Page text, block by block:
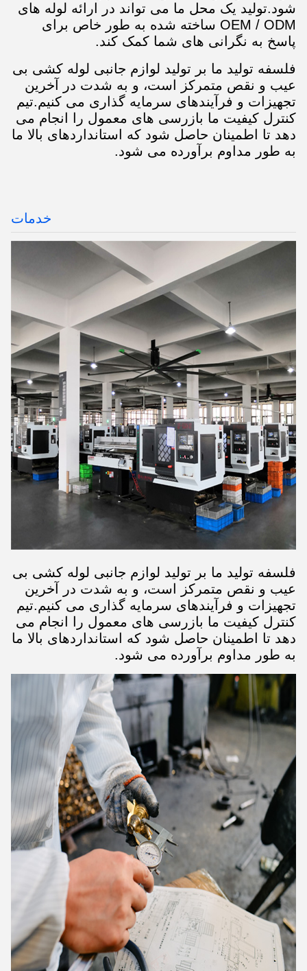
شود.تولید یک محل ما می تواند در ارائه لوله های
OEM / ODM ساخته شده به طور خاص برای
پاسخ به نگرانی های شما کمک کند.
فلسفه توليد ما بر توليد لوازم جانبی لوله کشی بی
عیب و نقص متمرکز است، و به شدت در آخرین
تجهیزات و فرآیندهای سرمایه گذاری می کنیم.تیم
کنترل کیفیت ما بازرسی های معمول را انجام می
دهد تا اطمینان حاصل شود که استانداردهای بالا ما
به طور مداوم برآورده می شود.
خدمات
فلسفه توليد ما بر توليد لوازم جانبی لوله کشی بی
عیب و نقص متمرکز است، و به شدت در آخرین
تجهیزات و فرآیندهای سرمایه گذاری می کنیم.تیم
کنترل کیفیت ما بازرسی های معمول را انجام می
دهد تا اطمینان حاصل شود که استانداردهای بالا ما
به طور مداوم برآورده می شود.